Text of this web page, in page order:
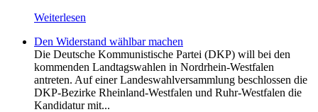
Weiterlesen
Den Widerstand wählbar machen
Die Deutsche Kommunistische Partei (DKP) will bei den
kommenden Landtagswahlen in Nordrhein-Westfalen
antreten. Auf einer Landeswahlversammlung beschlossen die
DKP-Bezirke Rheinland-Westfalen und Ruhr-Westfalen die
Kandidatur mit...